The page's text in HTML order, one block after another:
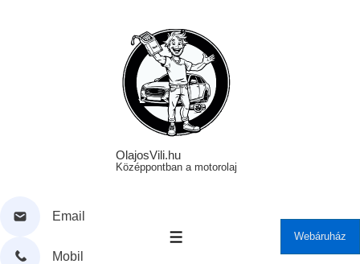
OlajosVili.hu
Középpontban a motorolaj
Email
Mobil
MENÜ Webáruház